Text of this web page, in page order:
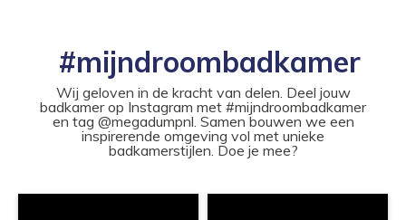
#mijndroombadkamer
Wij geloven in de kracht van delen. Deel jouw
badkamer op Instagram met #mijndroombadkamer
en tag @megadumpnl. Samen bouwen we een
inspirerende omgeving vol met unieke
badkamerstijlen. Doe je mee?